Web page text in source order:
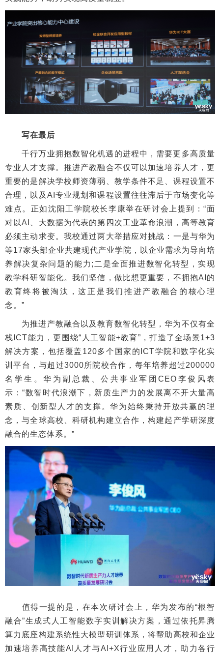
写在最后
千行万业拥抱数智化机遇的进程中，需要更多高质量
专业人才支撑。推进产教融合不仅可以加速培养人才，更
重要的是解决学校师资薄弱、教学条件不足、课程设置不
合理，以及AI专业规划和课程设置往往滞后于市场变化等
难点。正如沈阳工学院校长李康举在研讨会上提到：“面
对以AI、大数据为代表的第四次工业革命浪潮，高等教育
必须主动求变。我校通过两大举措应对挑战：一是与华为
等17家头部企业共建现代产业学院，以企业需求为导向培
养解决复杂问题的能力;二是全面推进数智化转型，实现
教学科研智能化。我们坚信，做比想更重要，不拥抱AI的
教育终将被淘汰，这正是我们推进产教融合的核心理
念。”
为推进产教融合以及教育数智化转型，华为不仅有全
栈ICT能力，更围绕“人工智能+教育”，打造了全场景1+3
解决方案，包括覆盖120多个国家的ICT学院和数字化实
训平台，与超过3000所院校合作，每年培养超过200000
名学生。华为副总裁、公共事业军团CEO李俊风表
示：“数智时代浪潮下，新质生产力的发展离不开大量高
素质、创新型人才的支撑。华为始终秉持开放共赢的理
念，与全球高校、科研机构建立合作，构建起产学研深度
融合的生态体系。”
值得一提的是，在本次研讨会上，华为发布的“根智
融合”生成式人工智能数字实训解决方案，通过依托昇腾
算力底座构建系统性大模型研训体系，将帮助高校和企业
加速培养高技能AI人才与AI+X行业应用人才，助力各行